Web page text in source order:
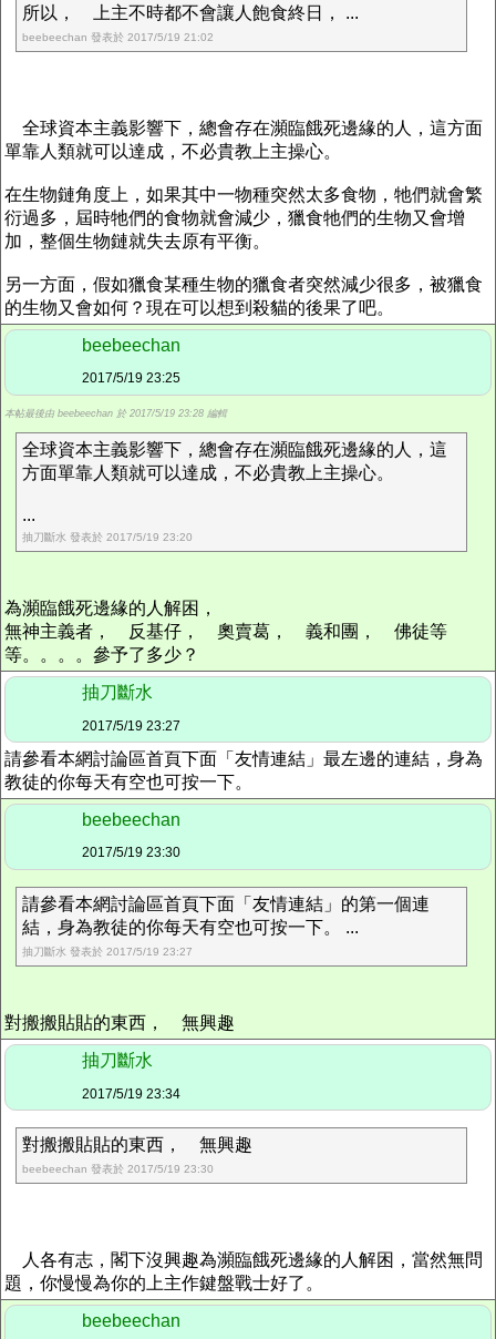
所以， 上主不時都不會讓人飽食終日， ...
beebeechan 發表於 2017/5/19 21:02
全球資本主義影響下，總會存在瀕臨餓死邊緣的人，這方面
單靠人類就可以達成，不必貴教上主操心。
在生物鏈角度上，如果其中一物種突然太多食物，牠們就會繁
衍過多，屆時牠們的食物就會減少，獵食牠們的生物又會增
加，整個生物鏈就失去原有平衡。
另一方面，假如獵食某種生物的獵食者突然減少很多，被獵食
的生物又會如何？現在可以想到殺貓的後果了吧。
beebeechan
2017/5/19 23:25
本帖最後由 beebeechan 於 2017/5/19 23:28 編輯
全球資本主義影響下，總會存在瀕臨餓死邊緣的人，這
方面單靠人類就可以達成，不必貴教上主操心。
...
抽刀斷水 發表於 2017/5/19 23:20
為瀕臨餓死邊緣的人解困，
無神主義者， 反基仔， 奧賣葛， 義和團， 佛徒等
等。。。。參予了多少？
抽刀斷水
2017/5/19 23:27
請參看本網討論區首頁下面「友情連結」最左邊的連結，身為
教徒的你每天有空也可按一下。
beebeechan
2017/5/19 23:30
請參看本網討論區首頁下面「友情連結」的第一個連
結，身為教徒的你每天有空也可按一下。 ...
抽刀斷水 發表於 2017/5/19 23:27
對搬搬貼貼的東西， 無興趣
抽刀斷水
2017/5/19 23:34
對搬搬貼貼的東西， 無興趣
beebeechan 發表於 2017/5/19 23:30
人各有志，閣下沒興趣為瀕臨餓死邊緣的人解困，當然無問
題，你慢慢為你的上主作鍵盤戰士好了。
beebeechan